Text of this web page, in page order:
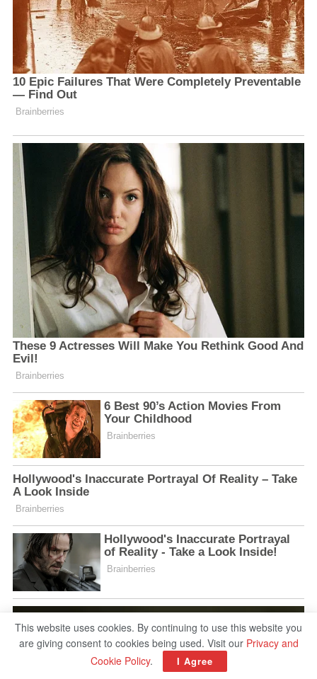
This website uses cookies. By continuing to use this website you
are giving consent to cookies being used. Visit our Privacy and
Cookie Policy. I Agree